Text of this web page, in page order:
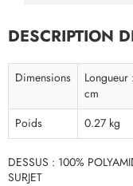
DESCRIPTION
Dimensions
cm
Poids
0.27 kg
DESSUS : 100%
SURJET